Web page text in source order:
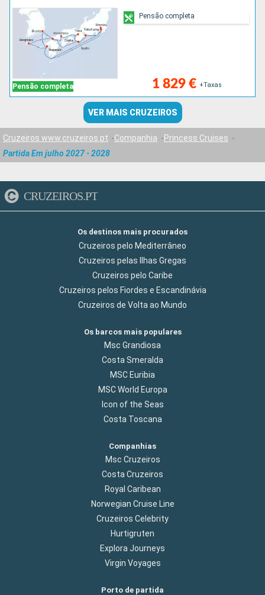
Pensão completa 1 829 € +Taxas
Pensão completa
VER MAIS CRUZEIROS
Cruzeiros www.cruzeiros.pt Companhia
Princess Cruises
Partida Em julho 2027 - 2028
CRUZEIROS.PT
Os destinos mais procurados
Cruzeiros pelo Mediterrâneo
Cruzeiros pelas Ilhas Gregas
Cruzeiros pelo Caribe
Cruzeiros pelos Fiordes e Escandinávia
Cruzeiros de Volta ao Mundo
Os barcos mais populares
Msc Grandiosa
Costa Smeralda
MSC Euribia
MSC World Europa
Icon of the Seas
Costa Toscana
Companhias
Msc Cruzeiros
Costa Cruzeiros
Royal Caribean
Norwegian Cruise Line
Cruzeiros Celebrity
Hurtigruten
Explora Journeys
Virgin Voyages
Porto de partida